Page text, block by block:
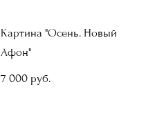
Картина "Осень. Новый
Афон"
7 000 pуб.